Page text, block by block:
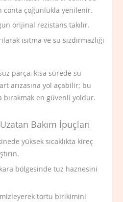
conta çoğunlukla yenilenir.
orijinal rezistans takılır.
ısıtma ve su sızdırmazlığı
parça, kısa sürede su
arızasına yol açabilir; bu
bırakmak en güvenli yoldur.
Bakım İpuçları
yüksek sıcaklıkta kireç
bölgesinde tuz haznesini
tortu birikimini